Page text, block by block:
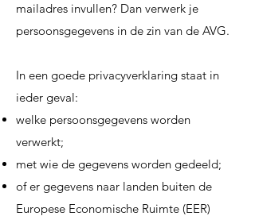
mailadres invullen? Dan verwerk je
persoonsgegevens in de zin van de AVG.
In een goede privacyverklaring staat in
ieder geval:
welke persoonsgegevens worden
verwerkt;
met wie de gegevens worden gedeeld;
of er gegevens naar landen buiten de
Europese Economische Ruimte (EER)